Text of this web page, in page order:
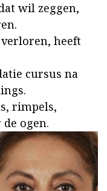
wil zeggen,
heeft
cursus na
rimpels,
ogen.